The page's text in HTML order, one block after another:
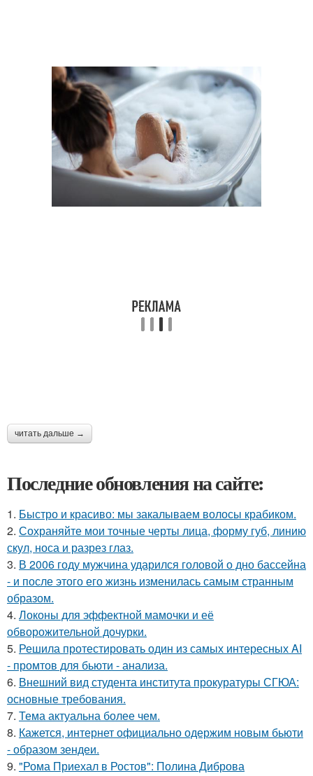
читать дальше →
Последние обновления на сайте:
1. Быстро и красиво: мы закалываем волосы крабиком.
2. Сохраняйте мои точные черты лица, форму губ, линию
скул, носа и разрез глаз.
3. В 2006 году мужчина ударился головой о дно бассейна
- и после этого его жизнь изменилась самым странным
образом.
4. Локоны для эффектной мамочки и её
обворожительной дочурки.
5. Решила протестировать один из самых интересных AI
- промтов для бьюти - анализа.
6. Внешний вид студента института прокуратуры СГЮА:
основные требования.
7. Тема актуальна более чем.
8. Кажется, интернет официально одержим новым бьюти
- образом зендеи.
9. "Рома Приехал в Ростов": Полина Диброва